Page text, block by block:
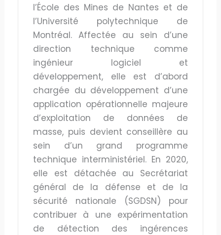
l’École des Mines de Nantes et de
l’Université polytechnique de
Montréal. Affectée au sein d’une
direction technique comme
ingénieur logiciel et
développement, elle est d’abord
chargée du développement d’une
application opérationnelle majeure
d’exploitation de données de
masse, puis devient conseillère au
sein d’un grand programme
technique interministériel. En 2020,
elle est détachée au Secrétariat
général de la défense et de la
sécurité nationale (SGDSN) pour
contribuer à une expérimentation
de détection des ingérences